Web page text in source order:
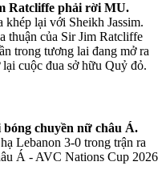
Ratcliffe phải rời MU.
lại với Sheikh Jassim.
thuận của Sir Jim Ratcliffe
trong tương lai đang mở ra
cuộc đua sở hữu Quỷ đỏ.
chuyền nữ châu Á.
Lebanon 3-0 trong trận ra
Á - AVC Nations Cup 2026